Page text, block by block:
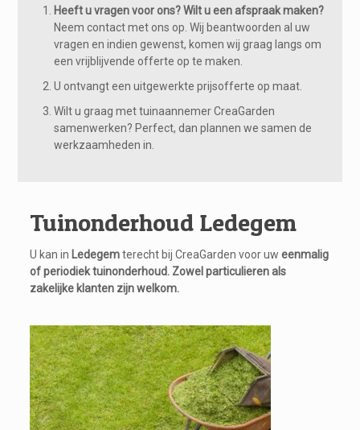
Heeft u vragen voor ons? Wilt u een afspraak maken?
Neem contact met ons op. Wij beantwoorden al uw
vragen en indien gewenst, komen wij graag langs om
een vrijblijvende offerte op te maken.
U ontvangt een uitgewerkte prijsofferte op maat.
Wilt u graag met tuinaannemer CreaGarden
samenwerken? Perfect, dan plannen we samen de
werkzaamheden in.
Tuinonderhoud Ledegem
U kan in Ledegemterecht bij CreaGarden voor uw eenmalig
of periodiek tuinonderhoud. Zowel particulieren als
zakelijke klanten zijn welkom.